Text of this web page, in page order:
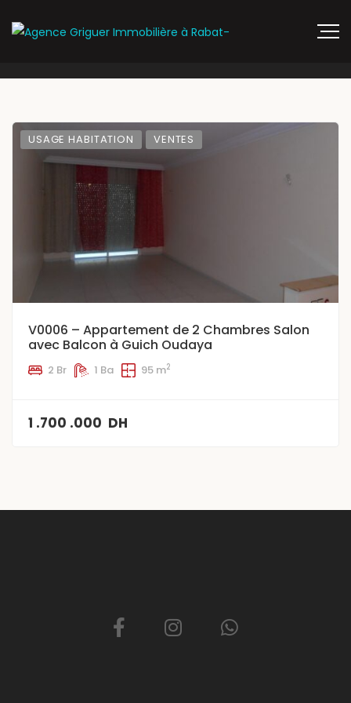
USAGE HABITATION VENTES
V0006 – Appartement de 2 Chambres Salon
avec Balcon à Guich Oudaya
2 Br 1 Ba 95 m2
1 .700 .000 DH